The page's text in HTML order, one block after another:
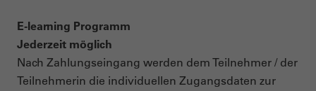
E-learning Programm
Jederzeit möglich
Nach Zahlungseingang werden dem Teilnehmer / der
Teilnehmerin die individuellen Zugangsdaten zur